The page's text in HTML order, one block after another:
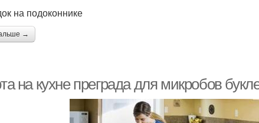
на подоконнике
→
на кухне преграда для микробов